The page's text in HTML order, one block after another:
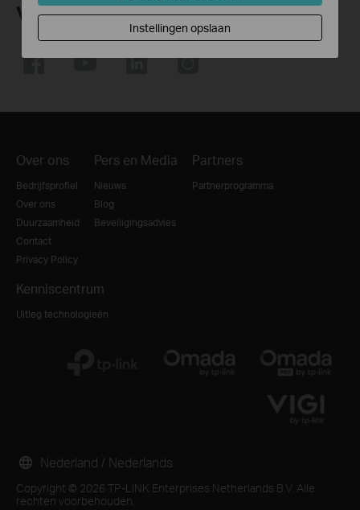
Volg Ons
Over ons
Bedrijfsprofiel
Over ons
Duurzaamheid
Contact
Privacy Policy
Pers en Media
Nieuws
Blog
Beveiligingsadvies
Partners
Partnerprogramma
Kenniscentrum
Uitleg technologieën
Copyright © 2026 TP-LINK Enterprises Netherlands B.V. Alle
rechten voorbehouden.
Nederland / Nederlands
Instellingen opslaan